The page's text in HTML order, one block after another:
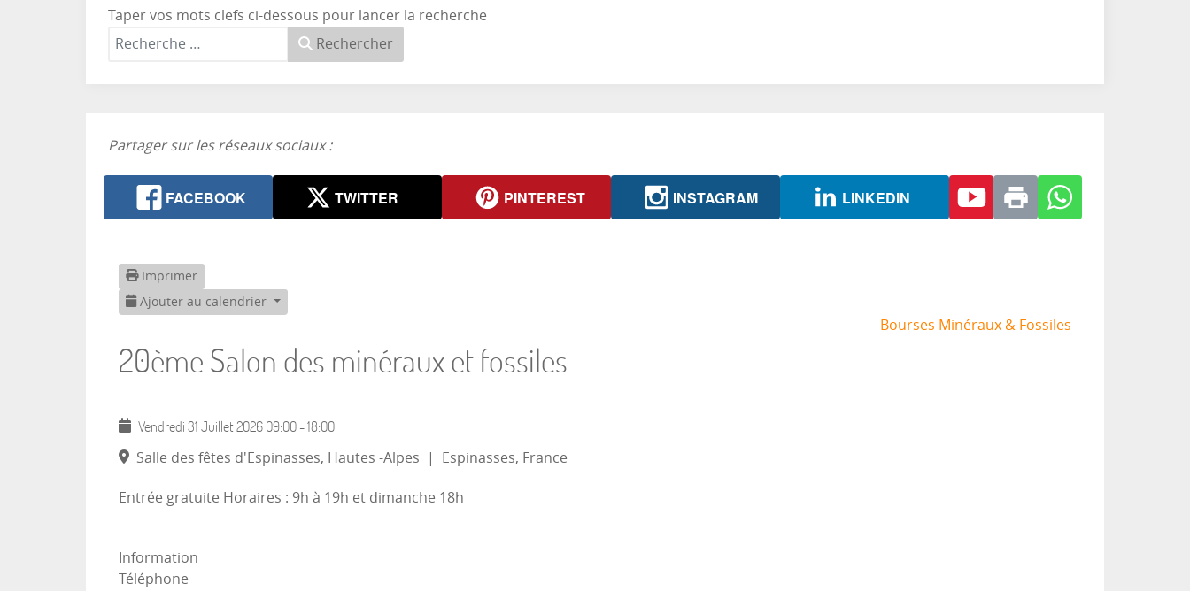
Taper vos mots clefs ci-dessous pour lancer la recherche
Rechercher
Partager sur les réseaux sociaux :
FACEBOOK TWITTER PINTEREST INSTAGRAM LINKEDIN
Imprimer
Ajouter au calendrier
20ème Salon des minéraux et fossiles
Bourses Minéraux & Fossiles
Vendredi 31 Juillet 2026 09:00 -18:00
Salle des fêtes d'Espinasses, Hautes -Alpes | Espinasses, France
Entrée gratuite Horaires : 9h à 19h et dimanche 18h
Information
Téléphone